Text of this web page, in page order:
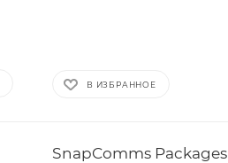
В ИЗБРАННОЕ
SnapComms Packages